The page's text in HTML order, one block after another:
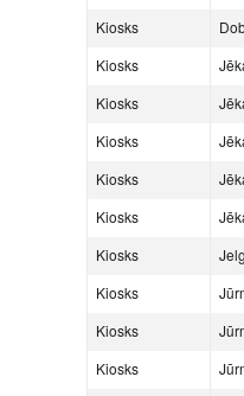
Kiosks
Kiosks
Kiosks
Kiosks
Kiosks
Kiosks
Kiosks
Kiosks
Kiosks
Kiosks